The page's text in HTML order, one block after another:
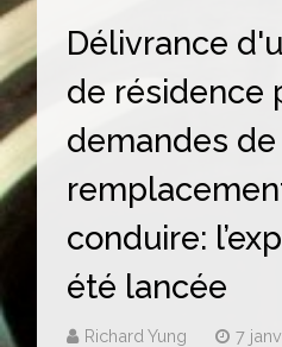
Délivrance
de résidence
demandes de
conduire:
été lancée
Richard Yung 7